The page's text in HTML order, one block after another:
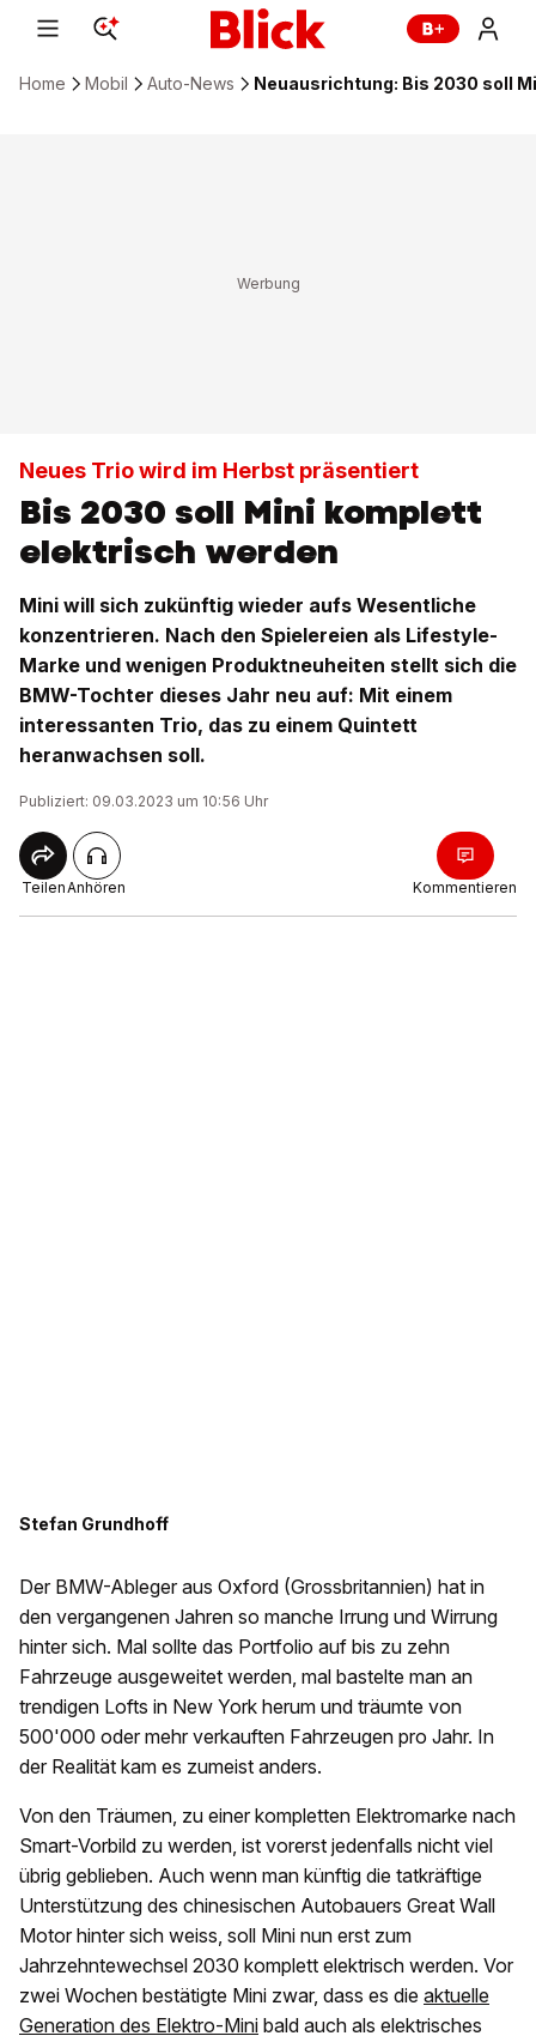
Home Mobil Auto-News Neuausrichtung: Bis 2030 soll
Neues Trio wird im Herbst präsentiert
Bis 2030 soll Mini komplett
elektrisch werden
Mini will sich zukünftig wieder aufs Wesentliche
konzentrieren. Nach den Spielereien als Lifestyle-
Marke und wenigen Produktneuheiten stellt sich die
BMW-Tochter dieses Jahr neu auf: Mit einem
interessanten Trio, das zu einem Quintett
heranwachsen soll.
Publiziert: 09.03.2023 um 10:56 Uhr
TeilenAnhören Kommentieren
Stefan Grundhoff
Der BMW-Ableger aus Oxford (Grossbritannien) hat in
den vergangenen Jahren so manche Irrung und Wirrung
hinter sich. Mal sollte das Portfolio auf bis zu zehn
Fahrzeuge ausgeweitet werden, mal bastelte man an
trendigen Lofts in New York herum und träumte von
500'000 oder mehr verkauften Fahrzeugen pro Jahr. In
der Realität kam es zumeist anders.
Von den Träumen, zu einer kompletten Elektromarke nach
Smart-Vorbild zu werden, ist vorerst jedenfalls nicht viel
übrig geblieben. Auch wenn man künftig die tatkräftige
Unterstützung des chinesischen Autobauers Great Wall
Motor hinter sich weiss, soll Mini nun erst zum
Jahrzehntewechsel 2030 komplett elektrisch werden. Vor
zwei Wochen bestätigte Mini zwar, dass es die aktuelle
Generation des Elektro-Mini bald auch als elektrisches